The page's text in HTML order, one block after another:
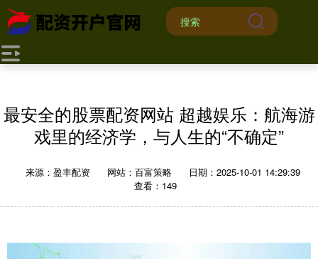
最安全的股票配资网站 超越娱乐：航海游
戏里的经济学，与人生的“不确定”
来源：盈丰配资 网站：百富策略
日期：2025-10-01 14:29:39
查看：149